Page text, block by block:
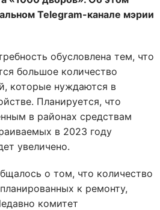
Telegram-канале мэрии
обусловлена тем, что
большое количество
которые нуждаются в
Планируется, что
в районах средствам
в 2023 году
увеличено.
о том, что количество
к ремонту,
комитет